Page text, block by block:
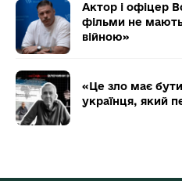
Актор і офіцер
фільми не мають
війною»
«Це зло має
українця, який